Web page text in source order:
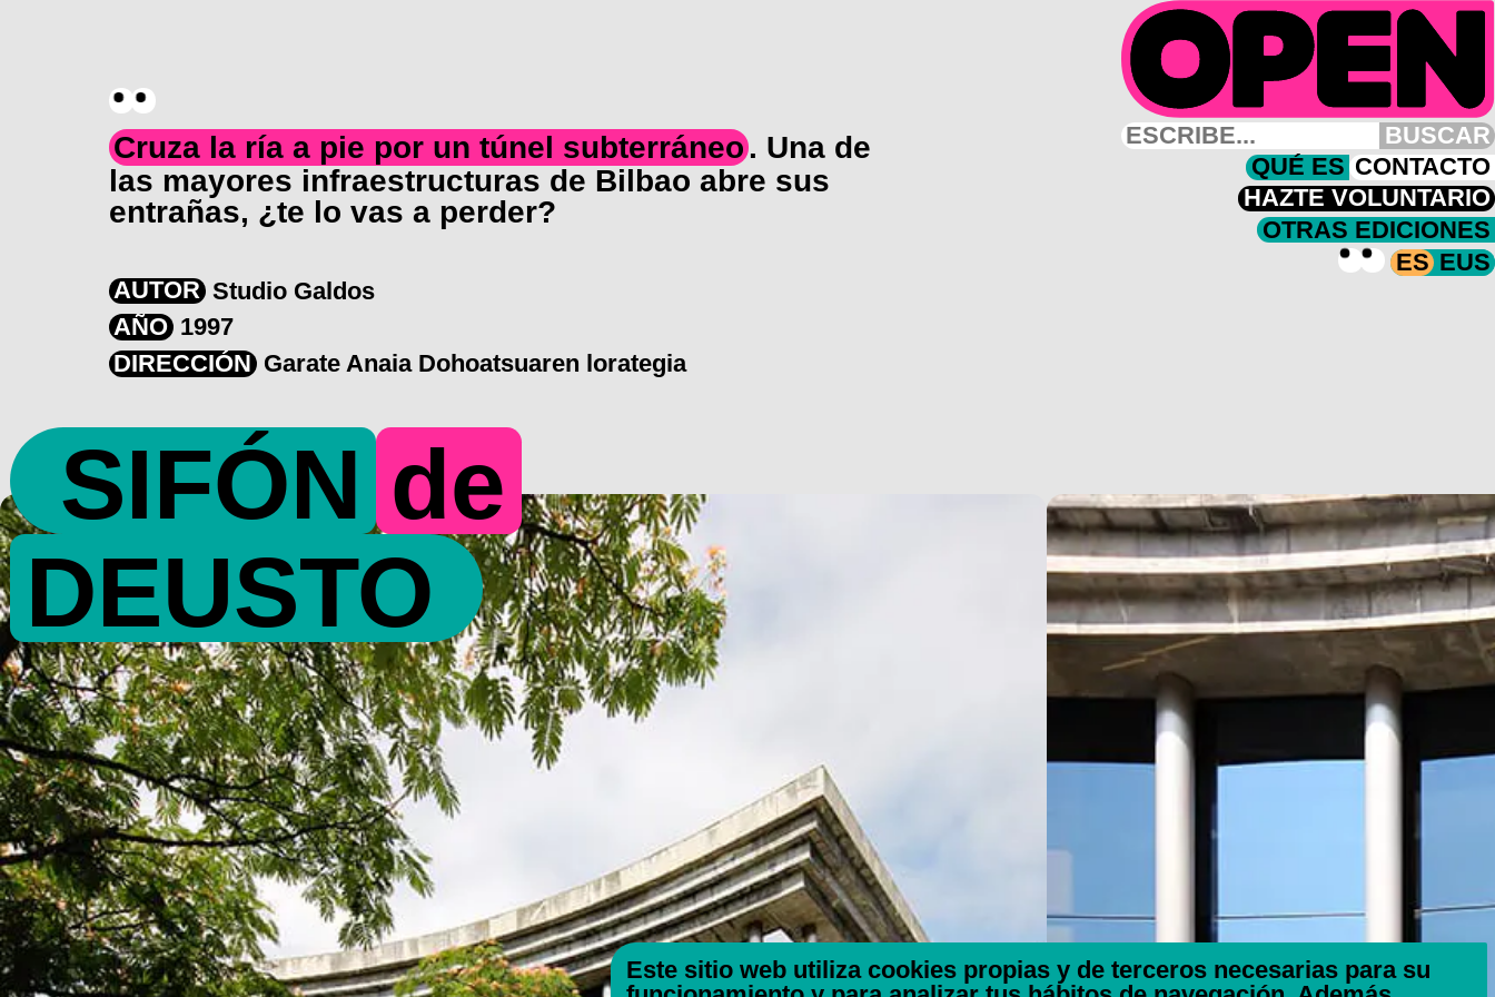
BUSCAR
QUÉ ES CONTACTO
HAZTE VOLUNTARIO
OTRAS EDICIONES
ES EUS
Cruza la ría a pie por un túnel subterráneo. Una de
las mayores infraestructuras de Bilbao abre sus
entrañas, ¿te lo vas a perder?
AUTORStudio Galdos
AÑO1997
DIRECCIÓNGarate Anaia Dohoatsuaren lorategia
SIFÓN de
DEUSTO
Este sitio web utiliza cookies propias y de terceros necesarias para su